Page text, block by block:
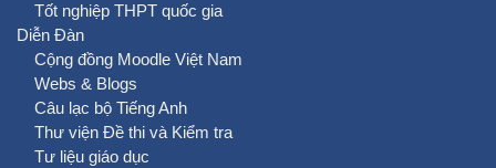
Tốt nghiệp THPT quốc gia
Diễn Đàn
Cộng đồng Moodle Việt Nam
Webs & Blogs
Câu lạc bộ Tiếng Anh
Thư viện Đề thi và Kiểm tra
Tư liệu giáo dục